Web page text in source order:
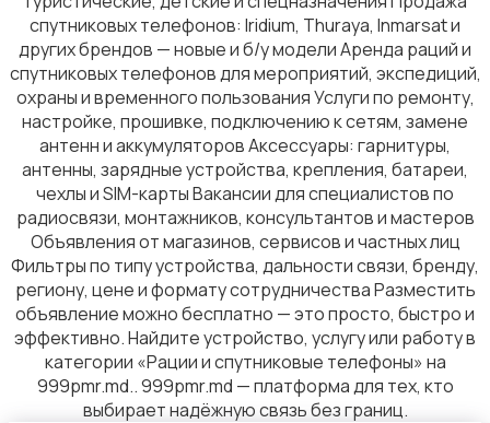
спутниковых телефонов: Iridium, Thuraya, Inmarsat и
других брендов — новые и б/у модели Аренда раций и
спутниковых телефонов для мероприятий, экспедиций,
охраны и временного пользования Услуги по ремонту,
настройке, прошивке, подключению к сетям, замене
антенн и аккумуляторов Аксессуары: гарнитуры,
антенны, зарядные устройства, крепления, батареи,
чехлы и SIM-карты Вакансии для специалистов по
радиосвязи, монтажников, консультантов и мастеров
Объявления от магазинов, сервисов и частных лиц
Фильтры по типу устройства, дальности связи, бренду,
региону, цене и формату сотрудничества Разместить
объявление можно бесплатно — это просто, быстро и
эффективно. Найдите устройство, услугу или работу в
категории «Рации и спутниковые телефоны» на
999pmr.md.. 999pmr.md — платформа для тех, кто
выбирает надёжную связь без границ.